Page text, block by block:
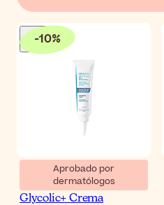
-10%
Aprobado por
dermatólogos
Ducray Keracnyl
Glycolic+ Crema